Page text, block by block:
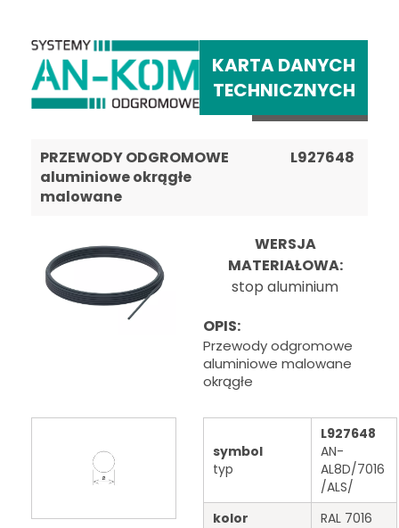
KARTA DANYCH
TECHNICZNYCH
PRZEWODY ODGROMOWE
aluminiowe okrągłe
malowane
L927648
WERSJA
MATERIAŁOWA:
stop aluminium
OPIS:
Przewody odgromowe
aluminiowe malowane
okrągłe
symbol
typ
L927648
AN-
AL8D/7016
/ALS/
kolor
RAL 7016